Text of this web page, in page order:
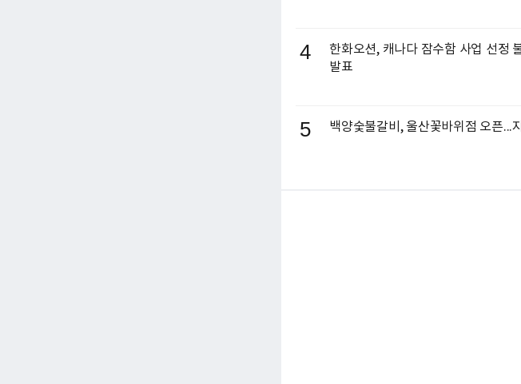
4
한화오션, 캐나다 잠수함 사업 선정
발표
5 백양숯불갈비, 울산꽃바위점 오픈...